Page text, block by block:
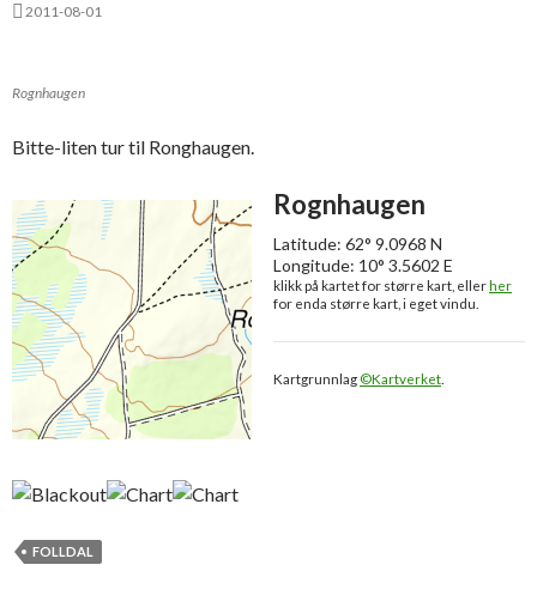
2011-08-01
Rognhaugen
Bitte-liten tur til Ronghaugen.
Rognhaugen
Latitude: 62° 9.0968 N
Longitude: 10° 3.5602 E
klikk på kartet for større kart, ellerher
for enda større kart, i eget vindu.
Kartgrunnlag ©Kartverket
FOLLDAL